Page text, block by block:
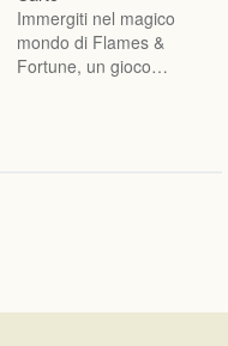
Immergiti nel magico
mondo di Flames &
Fortune, un gioco…